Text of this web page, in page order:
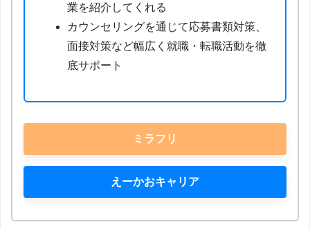
業を紹介してくれる
カウンセリングを通じて応募書類対策、
面接対策など幅広く就職・転職活動を徹
底サポート
ミラフリ
えーかおキャリア